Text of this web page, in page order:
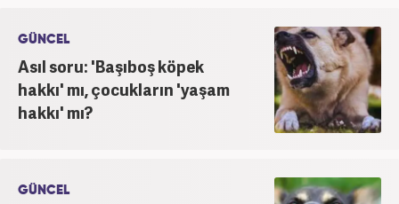
GÜNCEL
Asıl soru: 'Başıboş köpek
hakkı' mı, çocukların 'yaşam
hakkı' mı?
GÜNCEL